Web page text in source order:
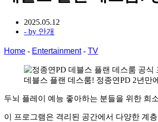
2025.05.12
- by 안개
Home - Entertainment- TV
데블스 플랜 데스룸! 정종연PD 2년만
두뇌 플레이 예능 좋아하는 분들을 위한 희
이 프로그램은 격리된 공간에서 다양한 계